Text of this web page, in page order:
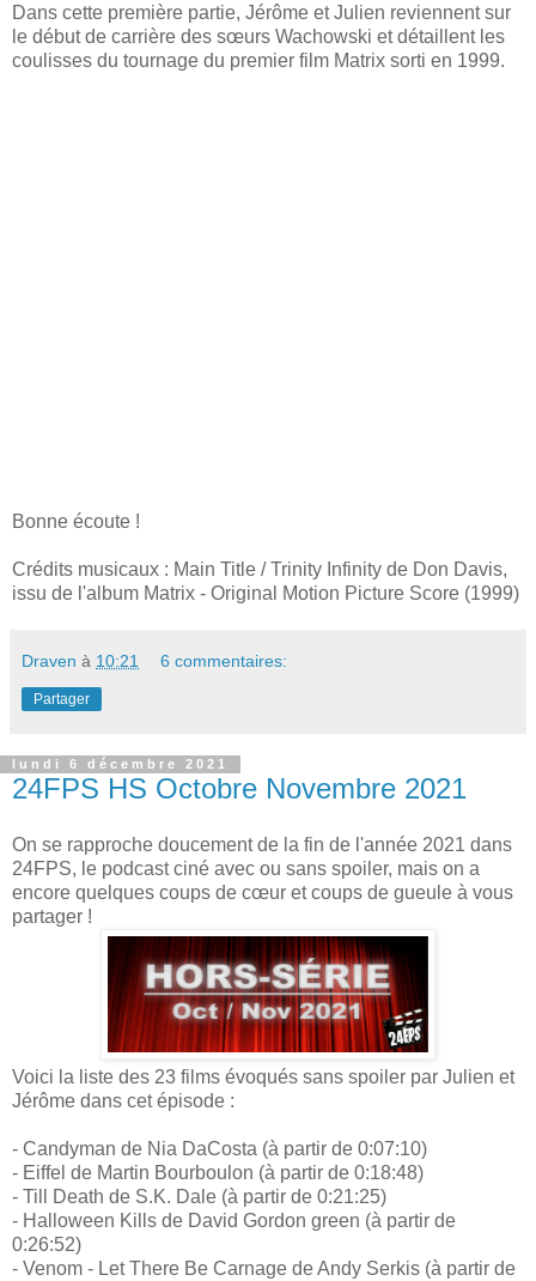
Dans cette première partie, Jérôme et Julien reviennent sur
le début de carrière des sœurs Wachowski et détaillent les
coulisses du tournage du premier film Matrix sorti en 1999.
Bonne écoute !
Crédits musicaux : Main Title / Trinity Infinity de Don Davis,
issu de l'album Matrix - Original Motion Picture Score (1999)
Draven à 10:21 6 commentaires:
Partager
lundi 6 décembre 2021
24FPS HS Octobre Novembre 2021
On se rapproche doucement de la fin de l'année 2021 dans
24FPS, le podcast ciné avec ou sans spoiler, mais on a
encore quelques coups de cœur et coups de gueule à vous
partager !
Voici la liste des 23 films évoqués sans spoiler par Julien et
Jérôme dans cet épisode :
- Candyman de Nia DaCosta (à partir de 0:07:10)
- Eiffel de Martin Bourboulon (à partir de 0:18:48)
- Till Death de S.K. Dale (à partir de 0:21:25)
- Halloween Kills de David Gordon green (à partir de
0:26:52)
- Venom - Let There Be Carnage de Andy Serkis (à partir de